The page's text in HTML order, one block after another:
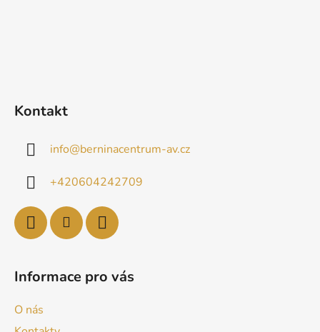
Kontakt
info@berninacentrum-av.cz
+420604242709
Informace pro vás
O nás